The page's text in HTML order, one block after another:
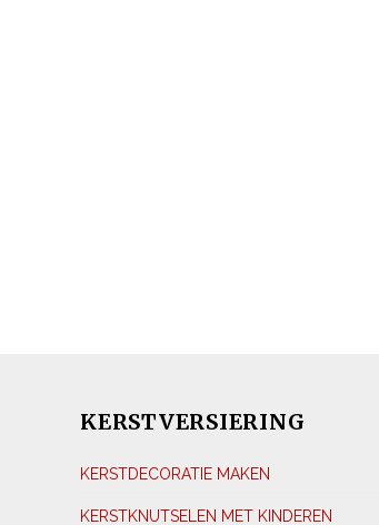
KERSTVERSIERING
KERSTDECORATIE MAKEN
KERSTKNUTSELEN MET KINDEREN